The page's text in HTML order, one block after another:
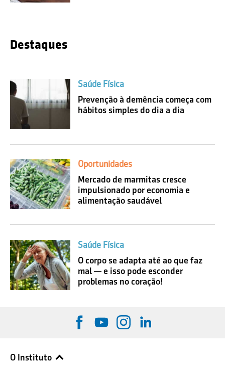
Destaques
Saúde Física
Prevenção à demência começa com
hábitos simples do dia a dia
Oportunidades
Mercado de marmitas cresce
impulsionado por economia e
alimentação saudável
Saúde Física
O corpo se adapta até ao que faz
mal — e isso pode esconder
problemas no coração!
O Instituto